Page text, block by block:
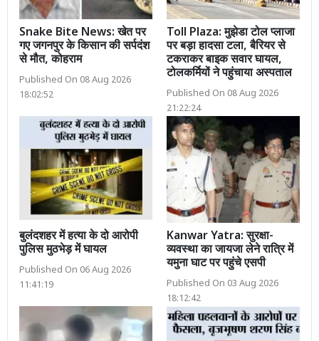
Snake Bite News: खेत पर
गए जगनपुर के किसान की सर्पदंश
से मौत, कोहराम
Published On 08 Aug 2026
18:02:52
Toll Plaza: मुझेडा टोल प्लाजा
पर बड़ा हादसा टला, बैरियर से
टकराकर बाइक सवार घायल,
टोलकर्मियों ने पहुंचाया अस्पताल
Published On 08 Aug 2026
21:22:24
बुलंदशहर में हत्या के दो आरोपी
पुलिस मुठभेड़ में घायल
Published On 06 Aug 2026
11:41:19
Kanwar Yatra: सुरक्षा-
व्यवस्था का जायजा लेने रात्रि में
यमुना घाट पर पहुंचे एसपी
Published On 03 Aug 2026
18:12:42